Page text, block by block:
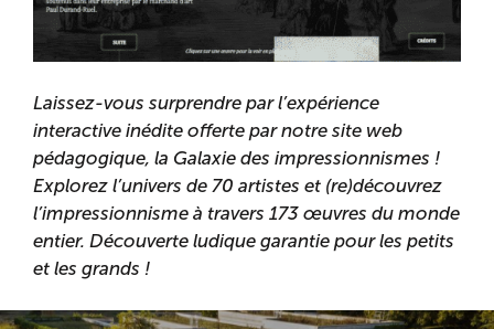
Laissez-vous surprendre par l’expérience
interactive inédite offerte par notre site web
pédagogique, la Galaxie des impressionnismes !
Explorez l’univers de 70 artistes et (re)découvrez
l’impressionnisme à travers 173 œuvres du monde
entier. Découverte ludique garantie pour les petits
et les grands !